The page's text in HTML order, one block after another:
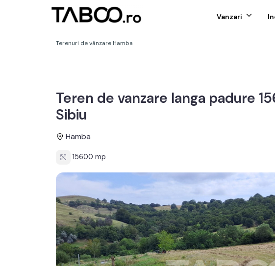
Vanzari
Terenuri de vânzare Hamba
Teren de vanzare langa padure
Sibiu
Hamba
15600 mp